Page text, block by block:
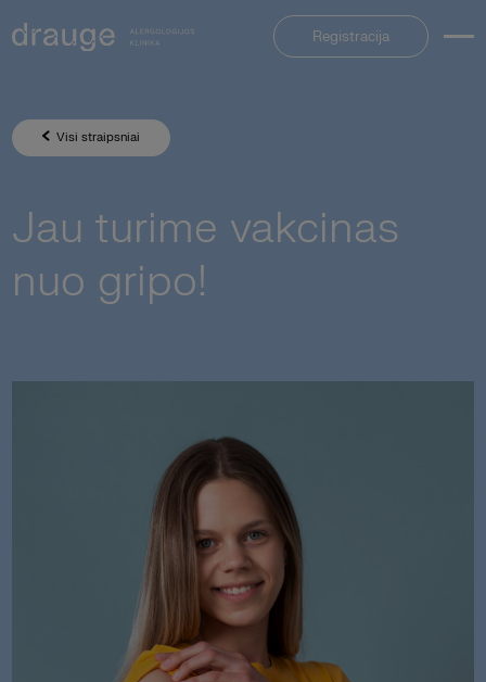
Registracija
Visi straipsniai
Jau turime vakcinas
nuo gripo!